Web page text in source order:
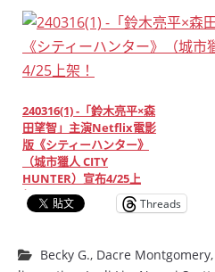
240316(1) -「鈴木亮平×森
田望智」主演Netflix電影
版《シティーハンター》
（城市獵人 CITY
HUNTER）宣布4/25上
架！
Threads
Becky G., Dacre Montgomery,